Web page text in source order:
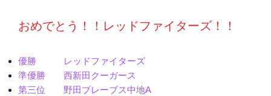
おめでとう！！レッドファイターズ！！
優勝 レッドファイターズ
準優勝 西新田クーガース
第三位 野田ブレーブス中地A